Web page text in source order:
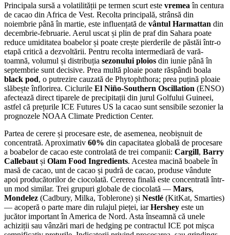
Principala sursă a volatilității pe termen scurt este vremea în centura
de cacao din Africa de Vest. Recolta principală, strânsă din
noiembrie până în martie, este influențată de vântul Harmattan din
decembrie-februarie. Aerul uscat și plin de praf din Sahara poate
reduce umiditatea boabelor și poate crește pierderile de păstăi într-o
etapă critică a dezvoltării. Pentru recolta intermediară de vară-
toamnă, volumul și distribuția sezonului ploios din iunie până în
septembrie sunt decisive. Prea multă ploaie poate răspândi boala
black pod, o putrezire cauzată de Phytophthora; prea puțină ploaie
slăbește înflorirea. Ciclurile El Niño-Southern Oscillation (ENSO)
afectează direct tiparele de precipitații din jurul Golfului Guineei,
astfel că prețurile ICE Futures US la cacao sunt sensibile sezonier la
prognozele NOAA Climate Prediction Center.
Partea de cerere și procesare este, de asemenea, neobișnuit de
concentrată. Aproximativ 60% din capacitatea globală de procesare
a boabelor de cacao este controlată de trei companii: Cargill, Barry
Callebaut și Olam Food Ingredients. Acestea macină boabele în
masă de cacao, unt de cacao și pudră de cacao, produse vândute
apoi producătorilor de ciocolată. Cererea finală este concentrată într-
un mod similar. Trei grupuri globale de ciocolată — Mars,
Mondelez (Cadbury, Milka, Toblerone) și Nestlé (KitKat, Smarties)
— acoperă o parte mare din rulajul pieței, iarHershey este un
jucător important în America de Nord. Asta înseamnă că unele
achiziții sau vânzări mari de hedging pe contractul ICE pot mișca